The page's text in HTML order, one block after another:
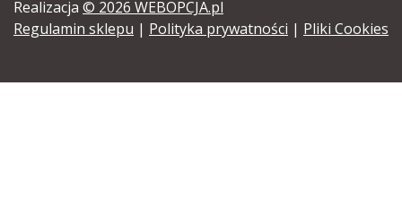
Realizacja © 2026 WEBOPCJA.pl
Regulamin sklepu | Polityka prywatności | Pliki Cookies